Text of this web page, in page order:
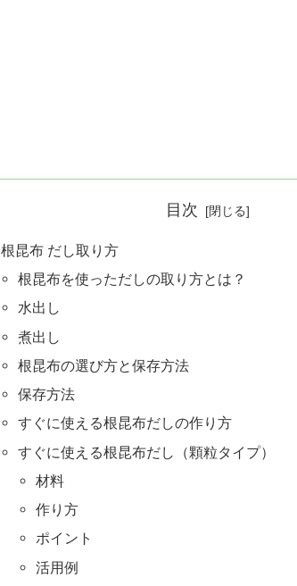
目次
根昆布 だし取り方
根昆布を使っただしの取り方とは？
水出し
煮出し
根昆布の選び方と保存方法
保存方法
すぐに使える根昆布だしの作り方
すぐに使える根昆布だし（顆粒タイプ）
材料
作り方
ポイント
活用例